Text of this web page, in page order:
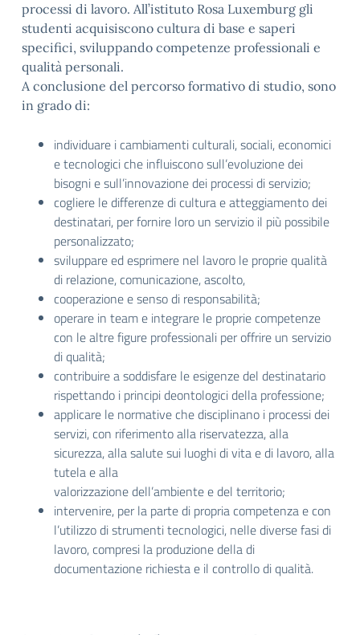
processi di lavoro. All’istituto Rosa Luxemburg gli
studenti acquisiscono cultura di base e saperi
specifici, sviluppando competenze professionali e
qualità personali.
A conclusione del percorso formativo di studio, sono
in grado di:
individuare i cambiamenti culturali, sociali, economici
e tecnologici che influiscono sull’evoluzione dei
bisogni e sull’innovazione dei processi di servizio;
cogliere le differenze di cultura e atteggiamento dei
destinatari, per fornire loro un servizio il più possibile
personalizzato;
sviluppare ed esprimere nel lavoro le proprie qualità
di relazione, comunicazione, ascolto,
cooperazione e senso di responsabilità;
operare in team e integrare le proprie competenze
con le altre figure professionali per offrire un servizio
di qualità;
contribuire a soddisfare le esigenze del destinatario
rispettando i principi deontologici della professione;
applicare le normative che disciplinano i processi dei
servizi, con riferimento alla riservatezza, alla
sicurezza, alla salute sui luoghi di vita e di lavoro, alla
tutela e alla
valorizzazione dell’ambiente e del territorio;
intervenire, per la parte di propria competenza e con
l’utilizzo di strumenti tecnologici, nelle diverse fasi di
lavoro, compresi la produzione della di
documentazione richiesta e il controllo di qualità.